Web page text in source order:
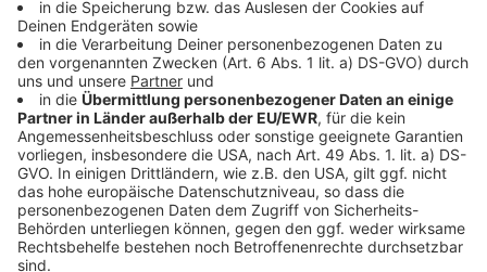
Alexa, starte Life Radio und spiele Home Office.
Alexa, starte Life Radio und spiele
Weihnachtssongs.
Alexa, starte Life Radio und spiele Top Thema.
Alexa, starte Life Radio und spiele Spur der
Verbrechen.
Alexa, starte Life Radio und spiele
Elternsprechtag.
Alexa, starte Life Radio und spiele LASK.
Alexa, starte Life Radio und spiele Perfekt